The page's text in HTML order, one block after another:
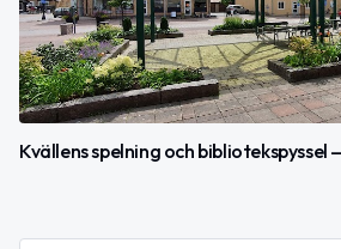
Kvällens spelning och bibliotekspyssel